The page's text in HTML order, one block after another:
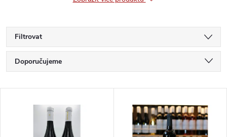
Filtrovat
Ř
a
Doporučujeme
Nejprodávanější